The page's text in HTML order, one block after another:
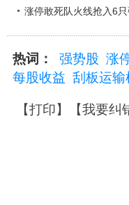
涨停敢死队火线抢入6
热词： 强势股 涨
每股收益 刮板运输
【打印】【我要纠